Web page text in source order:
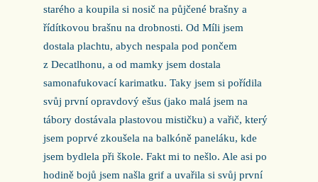
starého a koupila si nosič na půjčené brašny a
řídítkovou brašnu na drobnosti. Od Míli jsem
dostala plachtu, abych nespala pod pončem
z Decatlhonu, a od mamky jsem dostala
samonafukovací karimatku. Taky jsem si pořídila
svůj první opravdový ešus (jako malá jsem na
tábory dostávala plastovou mističku) a vařič, který
jsem poprvé zkoušela na balkóně paneláku, kde
jsem bydlela při škole. Fakt mi to nešlo. Ale asi po
hodině bojů jsem našla grif a uvařila si svůj první